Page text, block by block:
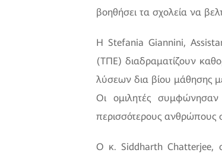
βοηθήσει τα σχολεία να
Η Stefania Giannini,
(ΤΠΕ) διαδραματίζουν
λύσεων δια βίου μάθησης
Οι ομιλητές συμφώνησαν
περισσότερους ανθρώπους
Ο κ. Siddharth Chatterjee,